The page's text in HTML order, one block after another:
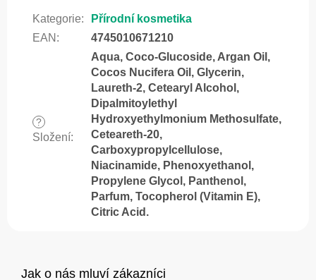
Kategorie:
Přírodní kosmetika
EAN : 4745010671210
?
Složení:
Aqua, Coco-Glucoside, Argan Oil,
Cocos Nucifera Oil, Glycerin,
Laureth-2, Cetearyl Alcohol,
Dipalmitoylethyl
Hydroxyethylmonium Methosulfate,
Ceteareth-20,
Carboxypropylcellulose,
Niacinamide, Phenoxyethanol,
Propylene Glycol, Panthenol,
Parfum, Tocopherol (Vitamin E),
Citric Acid.